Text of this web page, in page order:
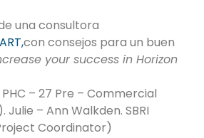
una consultora
con consejos para un buen
your success in Horizon
– 27 Pre – Commercial
– Ann Walkden. SBRI
Coordinator)